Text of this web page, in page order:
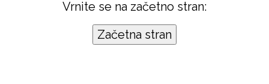
Vrnite se na začetno stran: